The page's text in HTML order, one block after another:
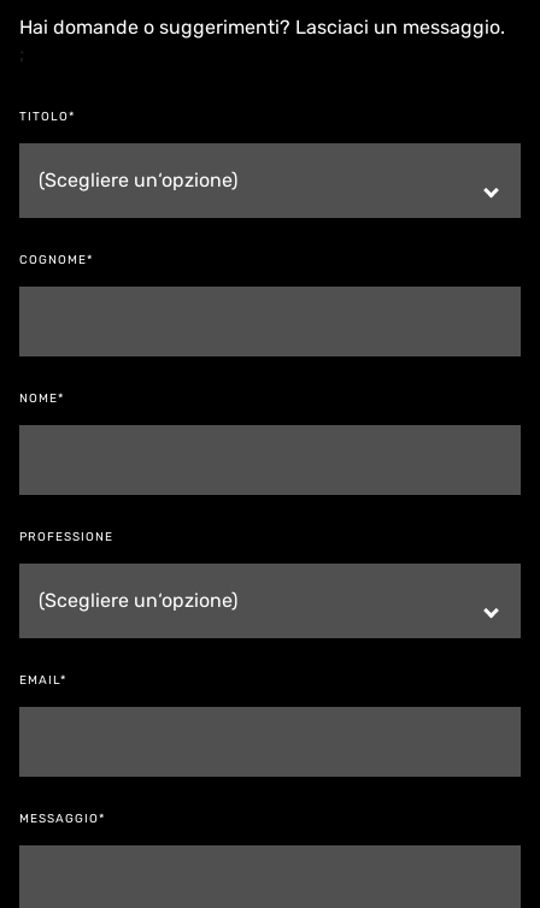
Hai domande o suggerimenti? Lasciaci un messaggio.
;
TITOLO*
COGNOME*
NOME*
PROFESSIONE
EMAIL*
MESSAGGIO*